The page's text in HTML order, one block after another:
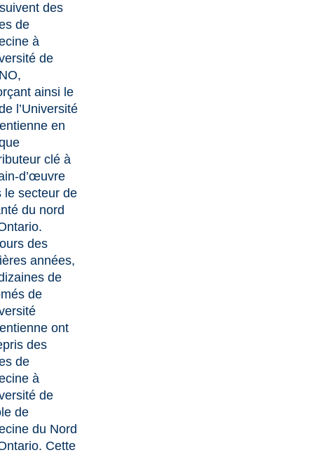
des
de
à
de
,
ainsi le
l’Université
en
clé à
d’œuvre
le secteur de
du nord
des
années,
de
de
ont
des
de
à
de
de
du Nord
Cette